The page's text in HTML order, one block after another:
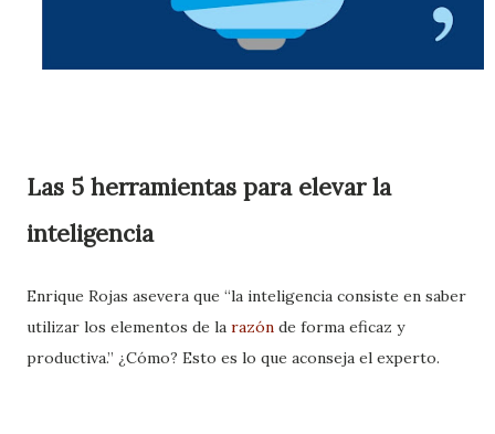
Las 5 herramientas para elevar la
inteligencia
Enrique Rojas asevera que “la inteligencia consiste en saber
utilizar los elementos de la razón de forma eficaz y
productiva.” ¿Cómo? Esto es lo que aconseja el experto.